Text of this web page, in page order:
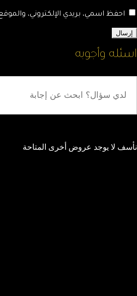
احفظ اسمي، بريدي الإلكتروني،
اسئله وأجوبه
نأسف لا يوجد عروض أخرى المتاحة